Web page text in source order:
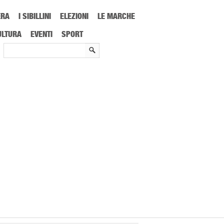
I SIBILLINI ELEZIONI
LE MARCHE
EVENTI SPORT